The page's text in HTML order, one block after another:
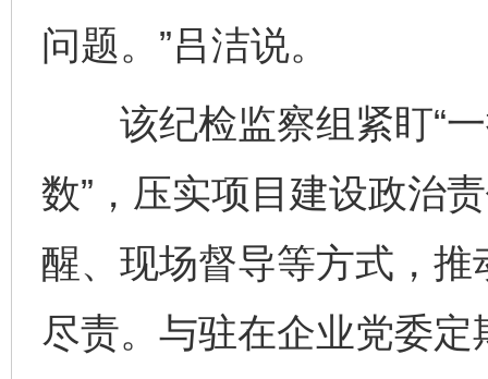
问题。”吕洁说。
该纪检监察组紧盯“一
数”，压实项目建设政治
醒、现场督导等方式，
尽责。与驻在企业党委